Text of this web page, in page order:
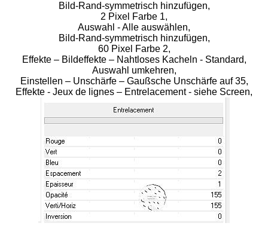
Bild-Rand-symmetrisch hinzufügen,
2 Pixel Farbe 1,
Auswahl - Alle auswählen,
Bild-Rand-symmetrisch hinzufügen,
60 Pixel Farbe 2,
Effekte – Bildeffekte – Nahtloses Kacheln - Standard,
Auswahl umkehren,
Einstellen – Unschärfe – Gaußsche Unschärfe auf 35,
Effekte - Jeux de lignes – Entrelacement - siehe Screen,